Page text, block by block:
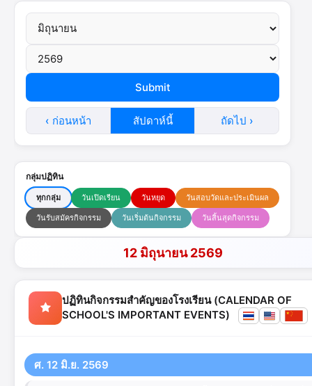
‹ ก่อนหน้า สัปดาห์นี้ ถัดไป ›
กลุ่มปฏิทิน
ทุกกลุ่ม วันเปิดเรียน วันหยุด วันสอบวัดและประเมินผล
วันรับสมัครกิจกรรม วันเริ่มต้นกิจกรรม วันสิ้นสุดกิจกรรม
12 มิถุนายน 2569
ปฏิทินกิจกรรมสำคัญของโรงเรียน (CALENDAR OF
SCHOOL'S IMPORTANT EVENTS)
ศ. 12 มิ.ย. 2569